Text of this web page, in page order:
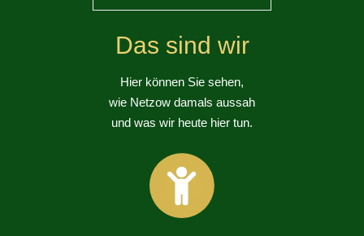
Das sind wir
Hier können Sie sehen,
wie Netzow damals aussah
und was wir heute hier tun.